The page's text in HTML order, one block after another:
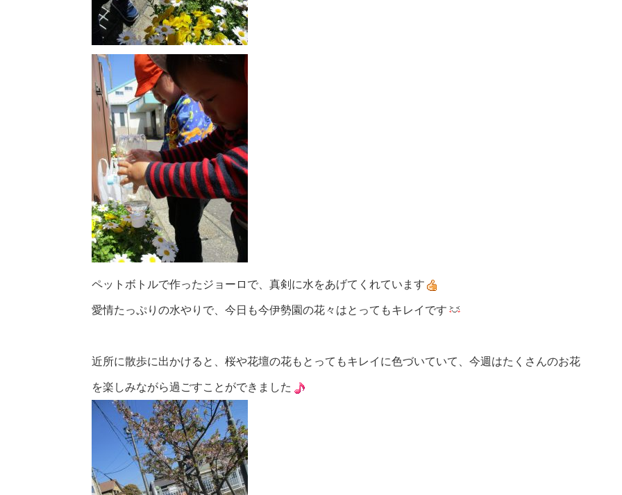
ペットボトルで作ったジョーロで、真剣に水をあげてくれています
愛情たっぷりの水やりで、今日も今伊勢園の花々はとってもキレイです
近所に散歩に出かけると、桜や花壇の花もとってもキレイに色づいていて、今週はたくさんのお花
を楽しみながら過ごすことができました